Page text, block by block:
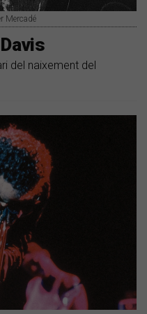
Mercadé
del naixement del